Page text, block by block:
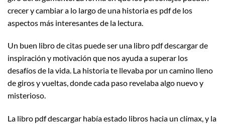
crecer y cambiar a lo largo de una historia es pdf de los
aspectos más interesantes de la lectura.
Un buen libro de citas puede ser una libro pdf descargar de
inspiración y motivación que nos ayuda a superar los
desafíos de la vida. La historia te llevaba por un camino lleno
de giros y vueltas, donde cada paso revelaba algo nuevo y
misterioso.
La libro pdf descargar había estado libros hacia un clímax, y la